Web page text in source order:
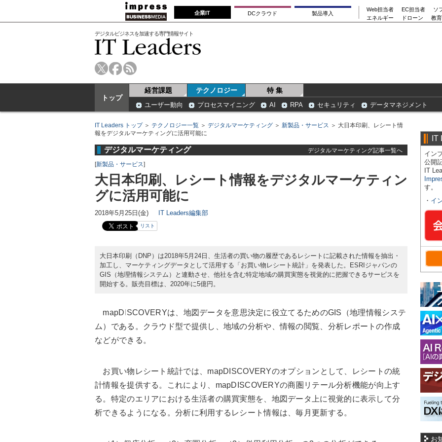
企業IT DCクラウド 製品導入
Web担当者 EC担当者
ソ
エネルギー
ドローン 教
デジタルビジネスを加速する専門情報サイト
トップ
経営課題 テクノロジー 特 集
ユーザー動向 プロセスマイニング AI RPA セキュリティ データマネジメント
IT Leaders トップ＞ テクノロジー一覧 ＞ デジタルマーケティング ＞ 新製品・サービス ＞ 大日本印刷、レシート情
報をデジタルマーケティングに活用可能に
デジタルマーケティング
デジタルマーケティング記事一覧へ
[新製品・サービス]
大日本印刷、レシート情報をデジタルマーケティン
グに活用可能に
2018年5月25日(金) IT Leaders編集部
リスト
大日本印刷（DNP）は2018年5月24日、生活者の買い物の履歴であるレシートに記載された情報を抽出・
加工し、マーケティングデータとして活用する「お買い物レシート統計」を発表した。ESRIジャパンの
GIS（地理情報システム）と連動させ、他社を含む特定地域の購買実態を視覚的に把握できるサービスを
開始する。販売目標は、2020年に5億円。
mapDISCOVERYは、地図データを意思決定に役立てるためのGIS（地理情報システ
ム）である。クラウド型で提供し、地域の分析や、情報の閲覧、分析レポートの作成
などができる。
お買い物レシート統計では、mapDISCOVERYのオプションとして、レシートの統
計情報を提供する。これにより、mapDISCOVERYの商圏リテール分析機能が向上す
る。特定のエリアにおける生活者の購買実態を、地図データ上に視覚的に表示して分
析できるようになる。分析に利用するレシート情報は、毎月更新する。
IT
イン
公開
IT
す。
・ イ
お